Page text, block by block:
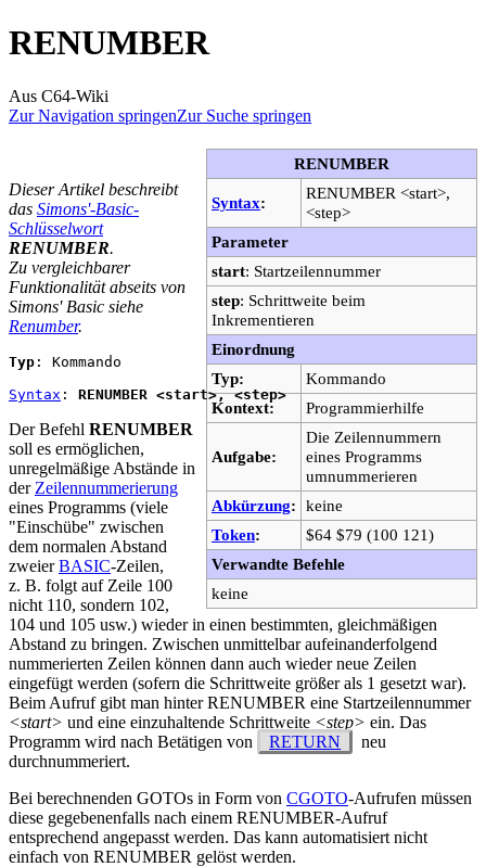
RENUMBER
Aus C64-Wiki
Zur Navigation springenZur Suche springen
RENUMBER
Syntax:
RENUMBER <start>,
<step>
Parameter
start: Startzeilennummer
step: Schrittweite beim
Inkrementieren
Einordnung
Typ:
Kommando
Kontext:
Programmierhilfe
Aufgabe:
Die Zeilennummern
eines Programms
umnummerieren
Abkürzung: keine
Token:
$64 $79 (100 121)
Verwandte Befehle
keine
Dieser Artikel beschreibt
das Simons'-Basic-
Schlüsselwort
RENUMBER.
Zu vergleichbarer
Funktionalität abseits von
Simons' Basic siehe
Renumber.
Typ : Kommando
Syntax : RENUMBER <start>, <step>
Der Befehl RENUMBER
soll es ermöglichen,
unregelmäßige Abstände in
der Zeilennummerierung
eines Programms (viele
"Einschübe" zwischen
dem normalen Abstand
zweierBASIC-Zeilen,
z. B. folgt auf Zeile 100
nicht 110, sondern 102,
104 und 105 usw.) wieder in einen bestimmten, gleichmäßigen
Abstand zu bringen. Zwischen unmittelbar aufeinanderfolgend
nummerierten Zeilen können dann auch wieder neue Zeilen
eingefügt werden (sofern die Schrittweite größer als 1 gesetzt war).
Beim Aufruf gibt man hinter RENUMBER eine Startzeilennummer
<start> und eine einzuhaltende Schrittweite <step> ein. Das
Programm wird nach Betätigen von
RETURN
neu
durchnummeriert.
Bei berechnenden GOTOs in Form von CGOTO-Aufrufen müssen
diese gegebenenfalls nach einem RENUMBER-Aufruf
entsprechend angepasst werden. Das kann automatisiert nicht
einfach von RENUMBER gelöst werden.